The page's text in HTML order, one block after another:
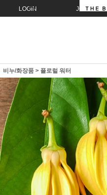
LOGIN JOIN
비누/화장품 > 플로럴 워터